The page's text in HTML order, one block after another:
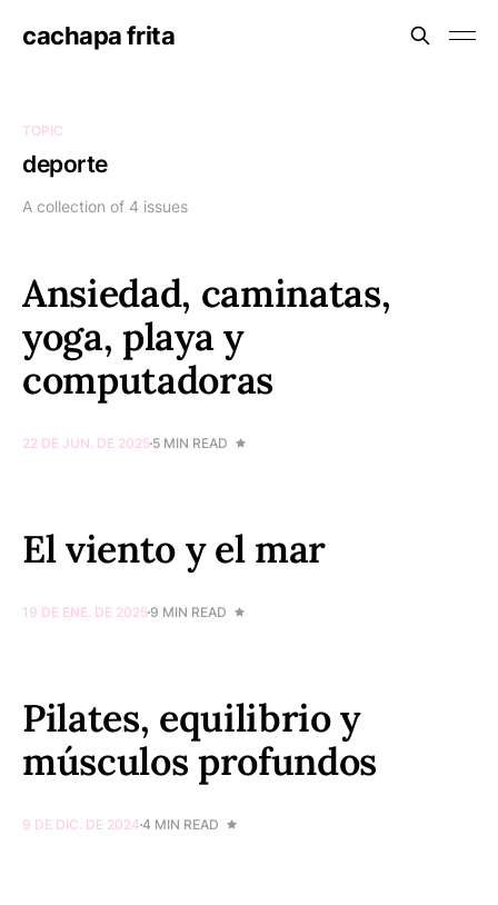
cachapa frita
TOPIC
deporte
A collection of 4 issues
Ansiedad, caminatas,
yoga, playa y
computadoras
22 DE JUN. DE 2025 5 MIN READ
El viento y el mar
19 DE ENE. DE 20259 MIN READ
Pilates, equilibrio y
músculos profundos
9 DE DIC. DE 2024 4 MIN READ